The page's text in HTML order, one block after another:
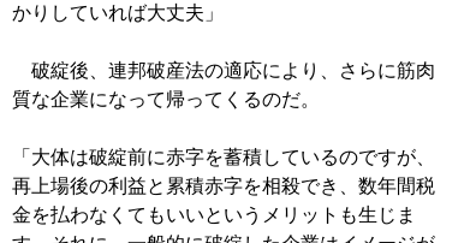
かりしていれば大丈夫」
破綻後、連邦破産法の適応により、さらに筋肉
質な企業になって帰ってくるのだ。
「大体は破綻前に赤字を蓄積しているのですが、
再上場後の利益と累積赤字を相殺でき、数年間税
金を払わなくてもいいというメリットも生じま